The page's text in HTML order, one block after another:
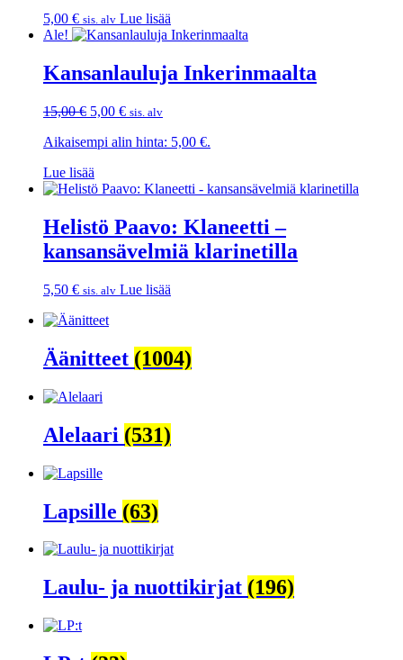
5,00 € sis. alv Lue lisää
Ale!
Kansanlauluja Inkerinmaalta
15,00€ Alkuperäinen
oli:
5,00 €Nykyinen
on:
sis. alv
Aikaisempi alin hinta: 5,00 €.
Lue lisää
Helistö Paavo: Klaneetti –
kansansävelmiä klarinetilla
5,50 € sis. alv Lue lisää
Äänitteet (1004)
Alelaari (531)
Lapsille (63)
Laulu- ja nuottikirjat (196)